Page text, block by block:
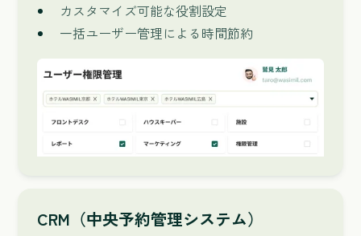
カスタマイズ可能な役割設定
一括ユーザー管理による時間節約
CRM（中央予約管理システム）